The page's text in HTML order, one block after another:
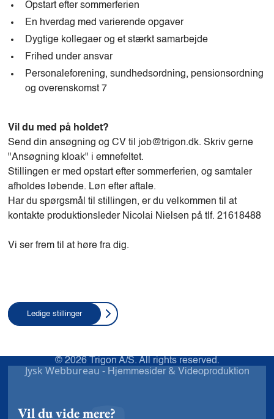
Opstart efter sommerferien
En hverdag med varierende opgaver
Dygtige kollegaer og et stærkt samarbejde
Frihed under ansvar
Personaleforening, sundhedsordning, pensionsordning
og overenskomst 7
Vil du med på holdet?
Send din ansøgning og CV til job@trigon.dk. Skriv gerne
"Ansøgning kloak" i emnefeltet.
Stillingen er med opstart efter sommerferien, og samtaler
afholdes løbende. Løn efter aftale.
Har du spørgsmål til stillingen, er du velkommen til at
kontakte produktionsleder Nicolai Nielsen på tlf. 21618488
Vi ser frem til at høre fra dig.
Ledige stillinger
Vil du vide mere?
© 2026 Trigon A/S. All rights reserved.
Jysk Webbureau - Hjemmesider & Videoproduktion